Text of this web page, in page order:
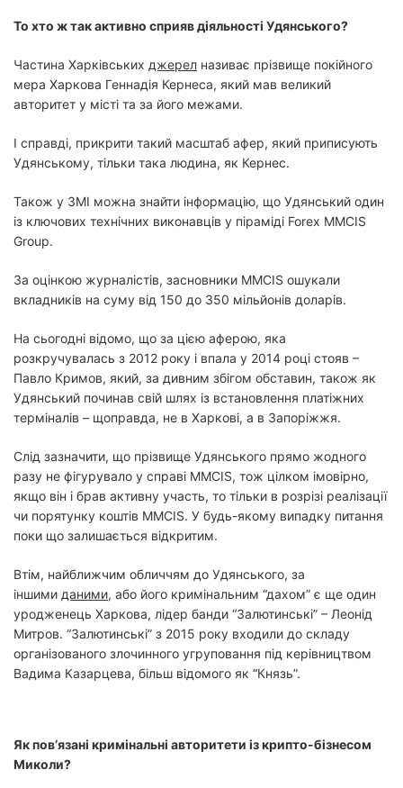
То хто ж так активно сприяв діяльності Удянського?
Частина Харківських джерел називає прізвище покійного
мера Харкова Геннадія Кернеса, який мав великий
авторитет у місті та за його межами.
І справді, прикрити такий масштаб афер, який приписують
Удянському, тільки така людина, як Кернес.
Також у ЗМІ можна знайти інформацію, що Удянський один
із ключових технічних виконавців у піраміді Forex MMCIS
Group.
За оцінкою журналістів, засновники MMCIS ошукали
вкладників на суму від 150 до 350 мільйонів доларів.
На сьогодні відомо, що за цією аферою, яка
розкручувалась з 2012 року і впала у 2014 році стояв –
Павло Кримов, який, за дивним збігом обставин, також як
Удянський починав свій шлях із встановлення платіжних
терміналів – щоправда, не в Харкові, а в Запоріжжя.
Слід зазначити, що прізвище Удянського прямо жодного
разу не фігурувало у справі MMCIS, тож цілком імовірно,
якщо він і брав активну участь, то тільки в розрізі реалізації
чи порятунку коштів MMCIS. У будь-якому випадку питання
поки що залишається відкритим.
Втім, найближчим обличчям до Удянського, за
іншими даними, або його кримінальним “дахом” є ще один
уродженець Харкова, лідер банди “Залютинські” – Леонід
Митров. “Залютинські” з 2015 року входили до складу
організованого злочинного угруповання під керівництвом
Вадима Казарцева, більш відомого як “Князь”.
Як пов’язані кримінальні авторитети із крипто-бізнесом
Миколи?